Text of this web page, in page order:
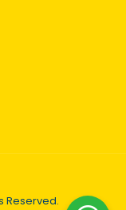
Reserved.